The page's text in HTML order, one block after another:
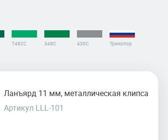
7482С 348С 430С Триколор
Ланъярд 11 мм, металлическая клипса
Артикул LLL-101